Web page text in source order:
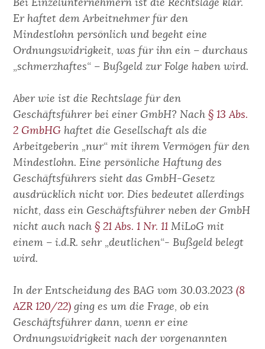
Bei Einzelunternehmern ist die Rechtslage klar.
Er haftet dem Arbeitnehmer für den
Mindestlohn persönlich und begeht eine
Ordnungswidrigkeit, was für ihn ein – durchaus
„schmerzhaftes“ – Bußgeld zur Folge haben wird.
Aber wie ist die Rechtslage für den
Geschäftsführer bei einer GmbH? Nach§ 13 Abs.
2 GmbHG haftet die Gesellschaft als die
Arbeitgeberin „nur“ mit ihrem Vermögen für den
Mindestlohn. Eine persönliche Haftung des
Geschäftsführers sieht das GmbH-Gesetz
ausdrücklich nicht vor. Dies bedeutet allerdings
nicht, dass ein Geschäftsführer neben der GmbH
nicht auch nach§ 21 Abs. 1 Nr. 11 MiLoG mit
einem – i.d.R. sehr „deutlichen“- Bußgeld belegt
wird.
In der Entscheidung des BAG vom 30.03.2023(8
AZR 120/22)ging es um die Frage, ob ein
Geschäftsführer dann, wenn er eine
Ordnungswidrigkeit nach der vorgenannten